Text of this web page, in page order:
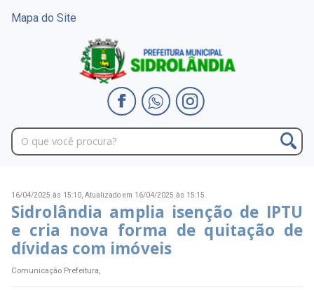
Mapa do Site
16/04/2025 às 15:10, Atualizado em 16/04/2025 às 15:15
Sidrolândia amplia isenção de IPTU
e cria nova forma de quitação de
dívidas com imóveis
Comunicação Prefeitura,